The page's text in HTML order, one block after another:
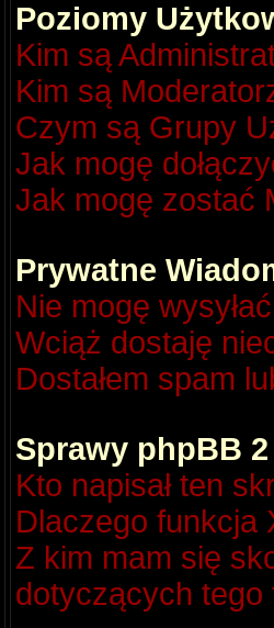
Poziomy
Kim są
Kim są
Czym są Grupy
Jak mogę
Jak mogę zostać
Prywatne
Nie mogę
Wciąż dostaję
Dostałem spam
Sprawy phpBB 2
Kto napisał ten
Dlaczego funkcja
Z kim mam się
dotyczących tego